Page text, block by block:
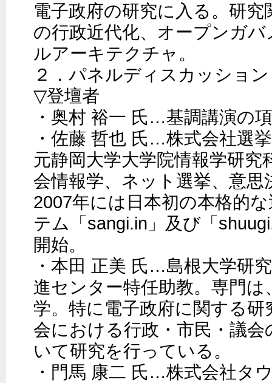
電子政府の研究に入る。研
の行政近代化、オープンガ
ルアーキテクチャ。
２．パネルディスカッション
▽登壇者
・奥村 裕一 氏…基調講演の
・佐藤 哲也 氏…株式会社選
元静岡大学大学院情報学研究
会情報学、ネット選挙、意
2007年には日本初の本格的
テム「sangi.in」及び「
開始。
・本田 正美 氏…島根大学研
進センター特任助教。専門は
学。特に電子政府に関する研
会における行政・市民・議
いて研究を行っている。
・門馬 康二 氏…株式会社タ